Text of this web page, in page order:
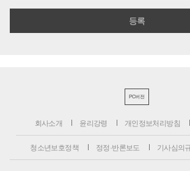
PC버전
회사소개 윤리강령 개인정보처리방침
청소년보호정책 정정·반론보도 기사심의